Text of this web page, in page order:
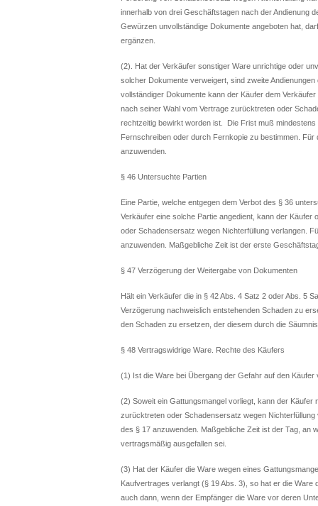
innerhalb von drei Geschäftstagen nach der Andienung
Gewürzen unvollständige Dokumente angeboten hat,
ergänzen.
(2). Hat der Verkäufer sonstiger Ware unrichtige oder
solcher Dokumente verweigert, sind zweite
vollständiger Dokumente kann der Käufer dem
nach seiner Wahl vom Vertrage zurücktreten oder
rechtzeitig bewirkt worden ist. Die Frist muß
Fernschreiben oder durch Fernkopie zu bestimmen.
anzuwenden.
§ 46 Untersuchte Partien
Eine Partie, welche entgegen dem Verbot des § 36
Verkäufer eine solche Partie angedient, kann der
oder Schadensersatz wegen Nichterfüllung verlangen.
anzuwenden. Maßgebliche Zeit ist der erste
§ 47 Verzögerung der Weitergabe von Dokumenten
Hält ein Verkäufer die in § 42 Abs. 4 Satz 2 oder Abs. 5
Verzögerung nachweislich entstehenden Schaden zu
den Schaden zu ersetzen, der diesem durch die
§ 48 Vertragswidrige Ware. Rechte des Käufers
(1) Ist die Ware bei Übergang der Gefahr auf den
(2) Soweit ein Gattungsmangel vorliegt, kann der
zurücktreten oder Schadensersatz wegen
des § 17 anzuwenden. Maßgebliche Zeit ist der Tag, an
vertragsmäßig ausgefallen sei.
(3) Hat der Käufer die Ware wegen eines
Kaufvertrages verlangt (§ 19 Abs. 3), so hat er die
auch dann, wenn der Empfänger die Ware vor deren